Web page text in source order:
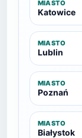
MIASTO
Katowice
MIASTO
Lublin
MIASTO
Poznań
MIASTO
Białystok